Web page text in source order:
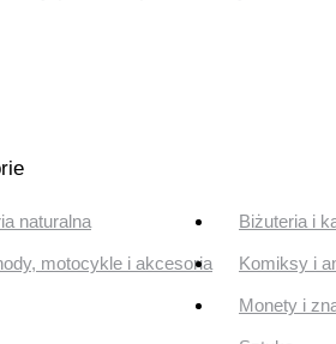
naturalna Biżuteria i
motocykle i akcesoria Komiksy i
Monety i